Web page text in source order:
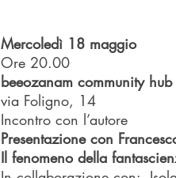
Mercoledì 18 maggio
Ore 20.00
beeozanam community hub
via Foligno, 14
Incontro con l’autore
Presentazione con
Il fenomeno della